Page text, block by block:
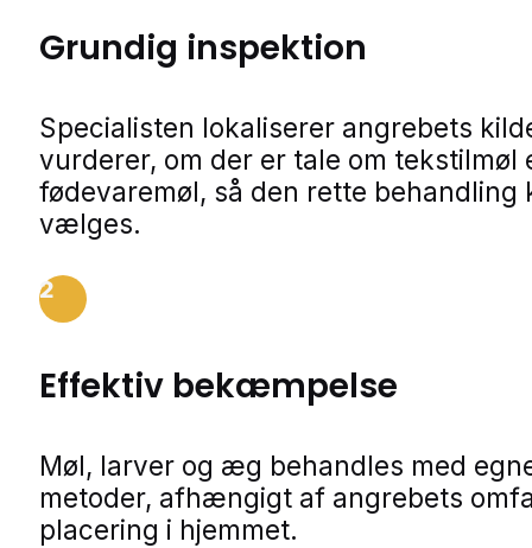
Grundig inspektion
Specialisten lokaliserer angrebets
vurderer, om der er tale om tekstilmøl
fødevaremøl, så den rette behandling
vælges.
2
Effektiv bekæmpelse
Møl, larver og æg behandles med
metoder, afhængigt af angrebets
placering i hjemmet.